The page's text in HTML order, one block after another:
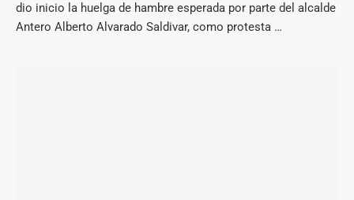
dio inicio la huelga de hambre esperada por parte del alcalde
Antero Alberto Alvarado Saldivar, como protesta …